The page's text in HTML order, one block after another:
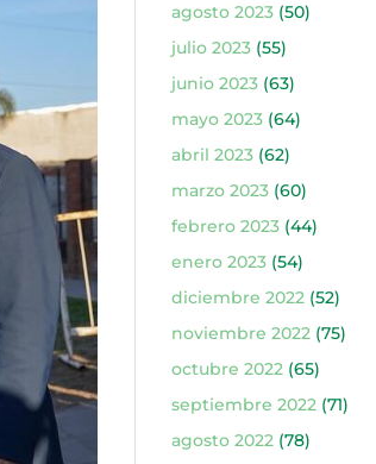
agosto 2023(50)
julio 2023(55)
junio 2023(63)
mayo 2023(64)
abril 2023(62)
marzo 2023(60)
febrero 2023(44)
enero 2023(54)
diciembre 2022(52)
noviembre 2022(75)
octubre 2022(65)
septiembre 2022(71)
agosto 2022(78)